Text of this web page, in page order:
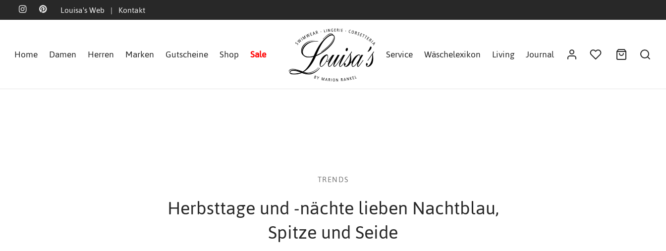
Louisa's Web | Kontakt
Home Damen Herren Marken Gutscheine Shop Sale Service Wäschelexikon Living Journal
TRENDS
Herbsttage und -nächte lieben Nachtblau,
Spitze und Seide